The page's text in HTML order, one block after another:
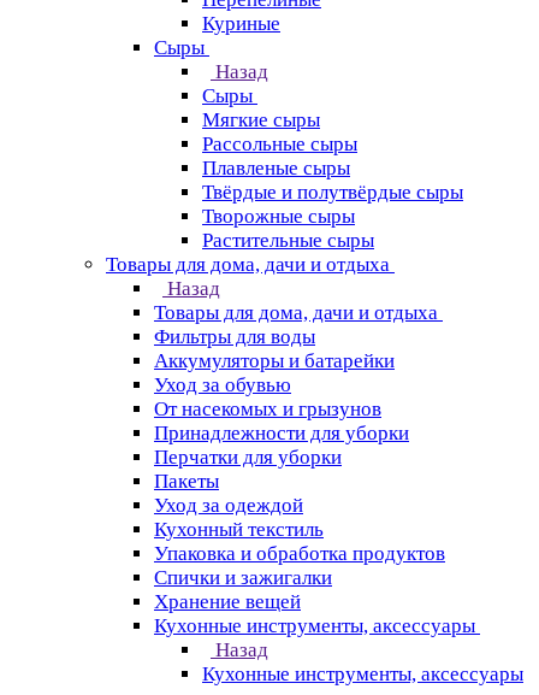
Куриные
Сыры
Назад
Сыры
Мягкие сыры
Рассольные сыры
Плавленые сыры
Твёрдые и полутвёрдые сыры
Творожные сыры
Растительные сыры
Товары для дома, дачи и отдыха
Назад
Товары для дома, дачи и отдыха
Фильтры для воды
Аккумуляторы и батарейки
Уход за обувью
От насекомых и грызунов
Принадлежности для уборки
Перчатки для уборки
Пакеты
Уход за одеждой
Кухонный текстиль
Упаковка и обработка продуктов
Спички и зажигалки
Хранение вещей
Кухонные инструменты, аксессуары
Назад
Кухонные инструменты, аксессуары